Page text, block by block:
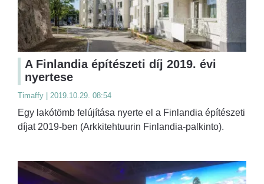
A Finlandia építészeti díj 2019. évi
nyertese
Timaffy | 2019.10.29. 08:54
Egy lakótömb felújítása nyerte el a Finlandia építészeti
díjat 2019-ben (Arkkitehtuurin Finlandia-palkinto).